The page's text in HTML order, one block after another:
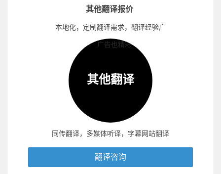
其他翻译报价
本地化，定制翻译需求，翻译经验广
其他翻译
同传翻译，多媒体听译，字幕网站翻译
翻译咨询